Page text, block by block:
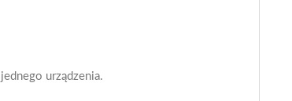
urządzenia.